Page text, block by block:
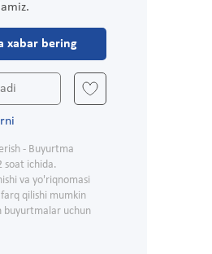
xabar bering
- Buyurtma
soat ichida.
va yo'riqnomasi
qilishi mumkin
buyurtmalar uchun